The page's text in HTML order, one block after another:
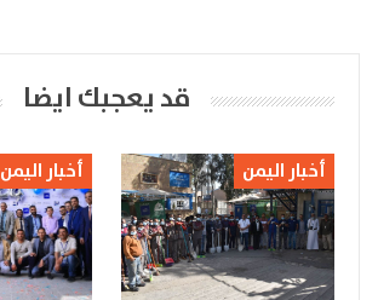
قد يعجبك ايضا
أخبار اليمن أخبار اليمن